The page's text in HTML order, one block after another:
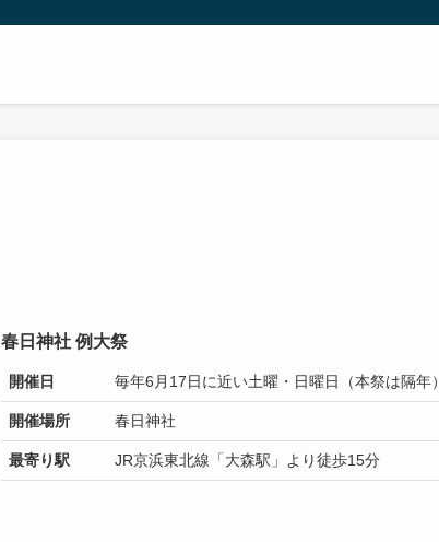
春日神社 例大祭
開催日 毎年6月17日に近い土曜・日曜日（本祭は隔年）
開催場所 春日神社
最寄り駅 JR京浜東北線「大森駅」より徒歩15分